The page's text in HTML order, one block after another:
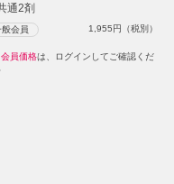
通2剤
般会員 1,955円（税別）
会員価格は、ログインしてご確認くだ